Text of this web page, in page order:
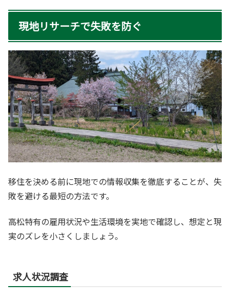
現地リサーチで失敗を防ぐ
移住を決める前に現地での情報収集を徹底することが、失
敗を避ける最短の方法です。
高松特有の雇用状況や生活環境を実地で確認し、想定と現
実のズレを小さくしましょう。
求人状況調査